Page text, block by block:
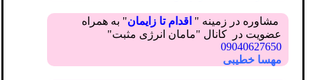
مشاوره در زمینه " اقدام تا زایمان" به همراه
عضویت در کانال "مامان انرژی مثبت"
09040627650
مهسا خطیبی